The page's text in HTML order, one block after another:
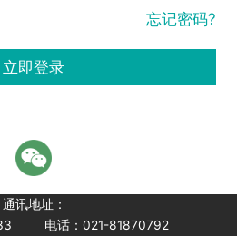
忘记密码?
立即登录
通讯地址：
电话：021-81870792